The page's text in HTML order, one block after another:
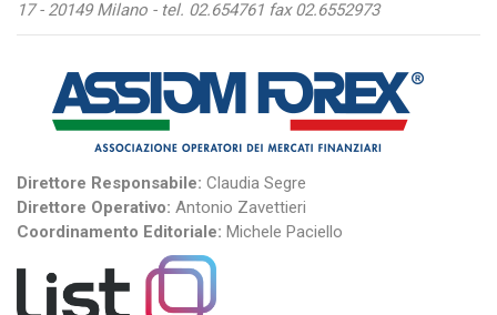
17 - 20149 Milano - tel. 02.654761 fax 02.6552973
Direttore Responsabile: Claudia Segre
Direttore Operativo: Antonio Zavettieri
Coordinamento Editoriale: Michele Paciello